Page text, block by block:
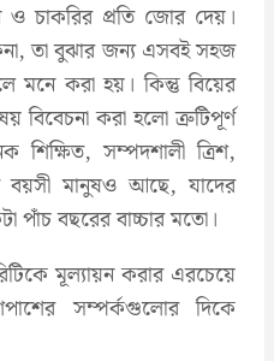
চাকরির প্রতি জোর দেয়।
তা বুঝার জন্য এসবই সহজ
মনে করা হয়। কিন্তু বিয়ের
বিবেচনা করা হলো ত্রুটিপূর্ণ
সম্পদশালী ত্রিশ,
বয়সী মানুষও আছে, যাদের
বছরের বাচ্চার মতো।
মূল্যায়ন করার এরচেয়ে
সম্পর্কগুলোর দিকে